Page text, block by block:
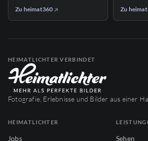
Zu heimat360 Zu
HEIMATLICHTER VERBINDET
Fotografie, Erlebnisse und Bilder aus einer
HEIMATLICHTER
Jobs
Sehen